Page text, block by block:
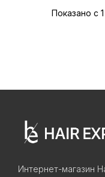
Показано с
Интернет-магазин